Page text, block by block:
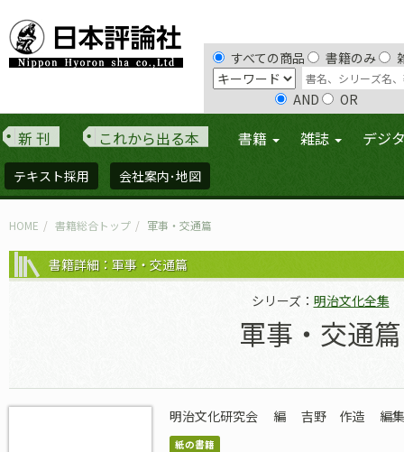
すべての商品 書籍のみ
AND OR
新 刊 これから出る本 書籍 雑誌 デジ
テキスト採用 会社案内･地図
HOME 書籍総合トップ 軍事・交通篇
書籍詳細：軍事・交通篇
シリーズ： 明治文化全集
軍事・交通篇
明治文化研究会 編 吉野 作造 編
紙の書籍